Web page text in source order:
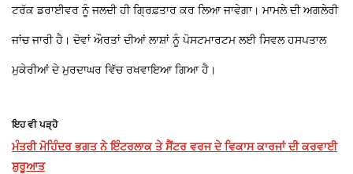
ਟਰੱਕ ਡਰਾਈਵਰ ਨੂੰ ਜਲਦੀ ਹੀ ਗ੍ਰਿਫ਼ਤਾਰ ਕਰ ਲਿਆ ਜਾਵੇਗਾ। ਮਾਮਲੇ ਦੀ ਅਗਲੇਰੀ
ਜਾਂਚ ਜਾਰੀ ਹੈ। ਦੋਵਾਂ ਔਰਤਾਂ ਦੀਆਂ ਲਾਸ਼ਾਂ ਨੂੰ ਪੋਸਟਮਾਰਟਮ ਲਈ ਸਿਵਲ ਹਸਪਤਾਲ
ਮੁਕੇਰੀਆਂ ਦੇ ਮੁਰਦਾਘਰ ਵਿੱਚ ਰਖਵਾਇਆ ਗਿਆ ਹੈ।
ਇਹ ਵੀ ਪੜ੍ਹੋ
ਮੰਤਰੀ ਮੋਹਿੰਦਰ ਭਗਤ ਨੇ ਇੰਟਰਲਾਕ ਤੇ ਸੈਂਟਰ ਵਰਜ ਦੇ ਵਿਕਾਸ ਕਾਰਜਾਂ ਦੀ ਕਰਵਾਈ
ਸ਼ੁਰੂਆਤ